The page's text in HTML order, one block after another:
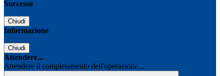
Successo
Chiudi
Informazione
Chiudi
Attendere...
Attendere il completamento dell'operazione...